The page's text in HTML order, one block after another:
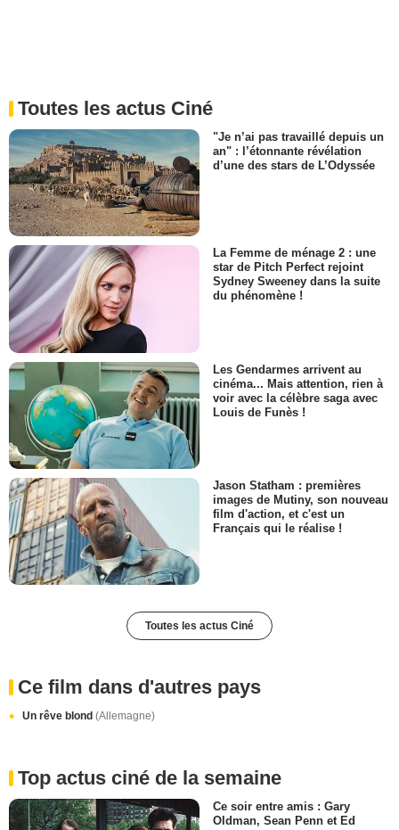
Toutes les actus Ciné
"Je n’ai pas travaillé depuis un
an" : l’étonnante révélation
d’une des stars de L’Odyssée
La Femme de ménage 2 : une
star de Pitch Perfect rejoint
Sydney Sweeney dans la suite
du phénomène !
Les Gendarmes arrivent au
cinéma... Mais attention, rien à
voir avec la célèbre saga avec
Louis de Funès !
Jason Statham : premières
images de Mutiny, son nouveau
film d'action, et c'est un
Français qui le réalise !
Toutes les actus Ciné
Ce film dans d'autres pays
Un rêve blond (Allemagne)
Top actus ciné de la semaine
Ce soir entre amis : Gary
Oldman, Sean Penn et Ed